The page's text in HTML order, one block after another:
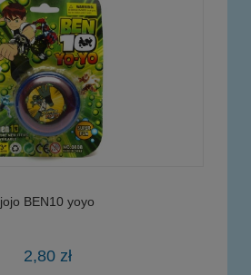
jojo BEN10 yoyo
2,80 zł